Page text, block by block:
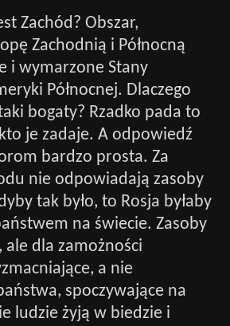
Zachód? Obszar,
Zachodnią i Północną
i wymarzone Stany
Północnej. Dlaczego
bogaty? Rzadko pada to
je zadaje. A odpowiedź
bardzo prosta. Za
nie odpowiadają zasoby
tak było, to Rosja byłaby
na świecie. Zasoby
ale dla zamożności
a nie
spoczywające na
ludzie żyją w biedzie i